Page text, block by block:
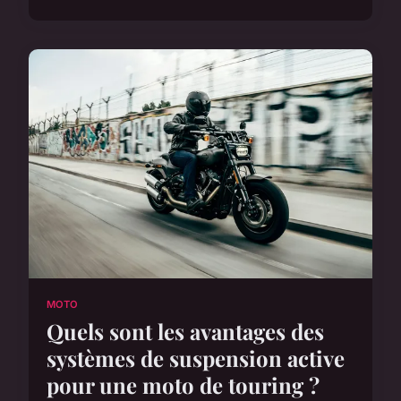
MOTO
Quels sont les avantages des
systèmes de suspension active
pour une moto de touring ?